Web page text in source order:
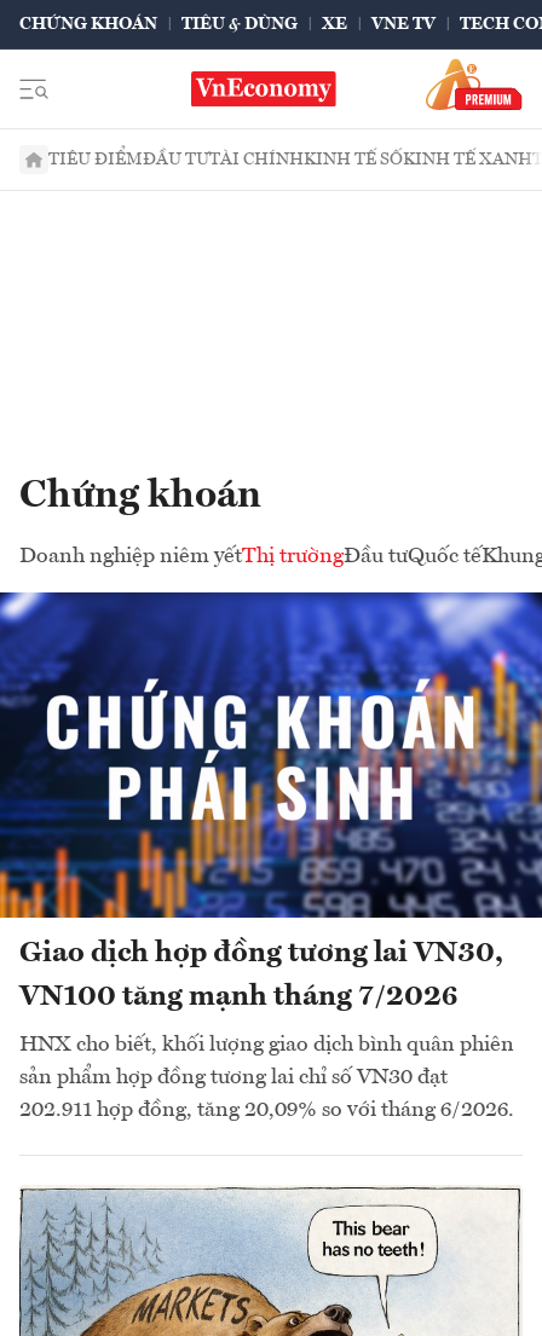
CHỨNG KHOÁN TIÊU & DÙNG XE VNE TV TECH
TIÊU ĐIỂMĐẦU TƯTÀI CHÍNHKINH TẾ SỐKINH TẾ XANH
Chứng khoán
Doanh nghiệp niêm yếtThị trườngĐầu tưQuốc tế
Giao dịch hợp đồng tương lai VN30,
VN100 tăng mạnh tháng 7/2026
HNX cho biết, khối lượng giao dịch bình quân phiên
sản phẩm hợp đồng tương lai chỉ số VN30 đạt
202.911 hợp đồng, tăng 20,09% so với tháng 6/2026.